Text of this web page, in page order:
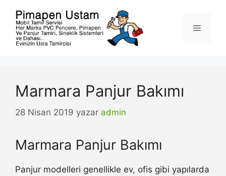
Menü
Marmara Panjur Bakımı
28 Nisan 2019 yazar admin
Marmara Panjur Bakımı
Panjur modelleri genellikle ev, ofis gibi yapılarda